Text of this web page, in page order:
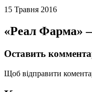
15 Травня 2016
«Реал Фарма»
Оставить
Щоб відправити